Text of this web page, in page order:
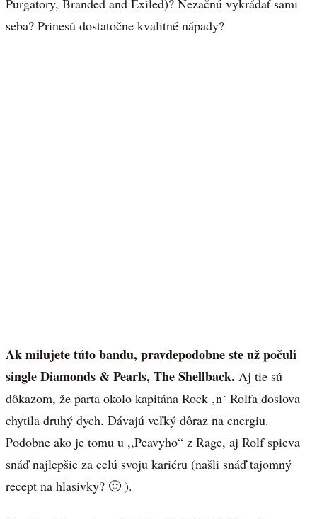
seba? Prinesú dostatočne kvalitné nápady?
Ak milujete túto bandu, pravdepodobne ste už počuli
single Diamonds & Pearls, The Shellback. Aj tie sú
dôkazom, že parta okolo kapitána Rock ‚n‘ Rolfa doslova
chytila druhý dych. Dávajú veľký dôraz na energiu.
Podobne ako je tomu u ,,Peavyho“ z Rage, aj Rolf spieva
snáď najlepšie za celú svoju kariéru (našli snáď tajomný
recept na hlasivky? 🙂 ).